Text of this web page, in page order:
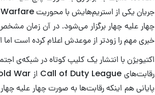
چهار علیه چهار برگزار می‌شود. در آن زمان
خبری مهم را زودتر از موعدش اعلام کرده است اما
اکتیویژن با انتشار یک کلیپ کوتاه در شبکه‌ی
پایانی هم اینکه رقابت‌ها به صورت چهار علیه